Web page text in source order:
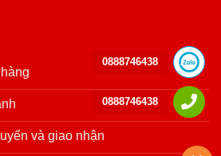
và giao nhận
0888746438
0888746438